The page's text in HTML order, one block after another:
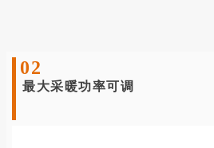
02
最大采暖功率可调